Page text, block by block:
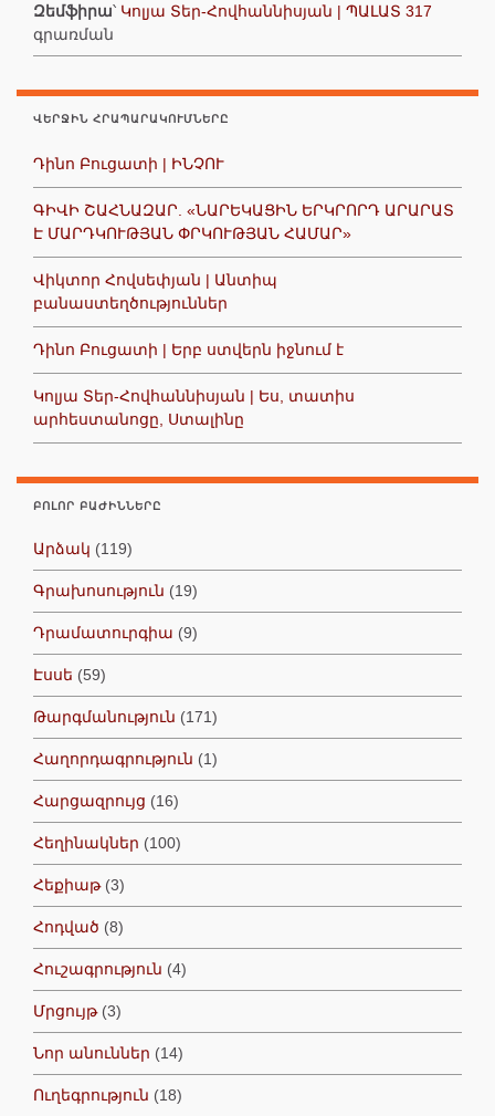
Զեմֆիրա՝ Կոլյա Տեր-Հովհաննիսյան | ՊԱԼԱՏ 317
գրառման
ՎԵՐՋԻՆ ՀՐԱՊԱՐԱԿՈՒՄՆԵՐԸ
Դինո Բուցատի | ԻՆՉՈՒ
ԳԻՎԻ ՇԱՀՆԱԶԱՐ. «ՆԱՐԵԿԱՑԻՆ ԵՐԿՐՈՐԴ ԱՐԱՐԱՏ
Է ՄԱՐԴԿՈՒԹՅԱՆ ՓՐԿՈՒԹՅԱՆ ՀԱՄԱՐ»
Վիկտոր Հովսեփյան | Անտիպ
բանաստեղծություններ
Դինո Բուցատի | Երբ ստվերն իջնում է
Կոլյա Տեր-Հովհաննիսյան | Ես, տատիս
արհեստանոցը, Ստալինը
ԲՈԼՈՐ ԲԱԺԻՆՆԵՐԸ
Արձակ (119)
Գրախոսություն (19)
Դրամատուրգիա (9)
Էսսե (59)
Թարգմանություն (171)
Հաղորդագրություն (1)
Հարցազրույց (16)
Հեղինակներ (100)
Հեքիաթ(3)
Հոդված (8)
Հուշագրություն (4)
Մրցույթ(3)
Նոր անուններ (14)
Ուղեգրություն (18)